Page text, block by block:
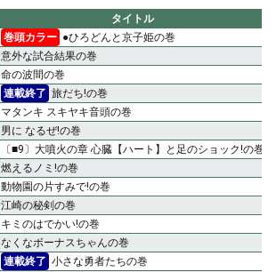
タイトル
巻頭カラー ●ひろどんと京子姫の巻
意外な試合結果の巻
命の波間の巻
連載終了 旅だち!の巻
マタンキ スキヤキ音頭の巻
男に なるぜ!の巻
〔■9〕大噴火の章 心臓【ハート】と足のショック!の巻
燃えるノミ!の巻
動物園の片すみで!の巻
江崎の秘剣の巻
キミのはでかい!の巻
なくなボーナスちゃんの巻
連載終了 小さな勇者たちの巻